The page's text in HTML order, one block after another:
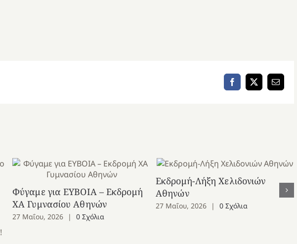
Facebook
X Email
Φύγαμε για ΕΥΒΟΙΑ – Εκδρομή
ΧΑ Γυμνασίου Αθηνών
27 Μαΐου, 2026 | 0 Σχόλια
Εκδρομή-Λήξη Χελιδονιών
Αθηνών
27 Μαΐου, 2026 | 0 Σχόλια
!